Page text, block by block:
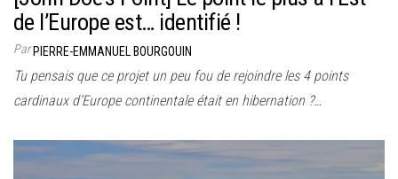
de l’Europe est… identifié !
ParPIERRE-EMMANUEL BOURGOUIN
Tu pensais que ce projet un peu fou de rejoindre les 4 points
cardinaux d’Europe continentale était en hibernation ?…